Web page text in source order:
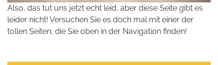
Also, das tut uns jetzt echt leid, aber diese Seite gibt es
leider nicht! Versuchen Sie es doch mal mit einer der
tollen Seiten, die Sie oben in der Navigation finden!